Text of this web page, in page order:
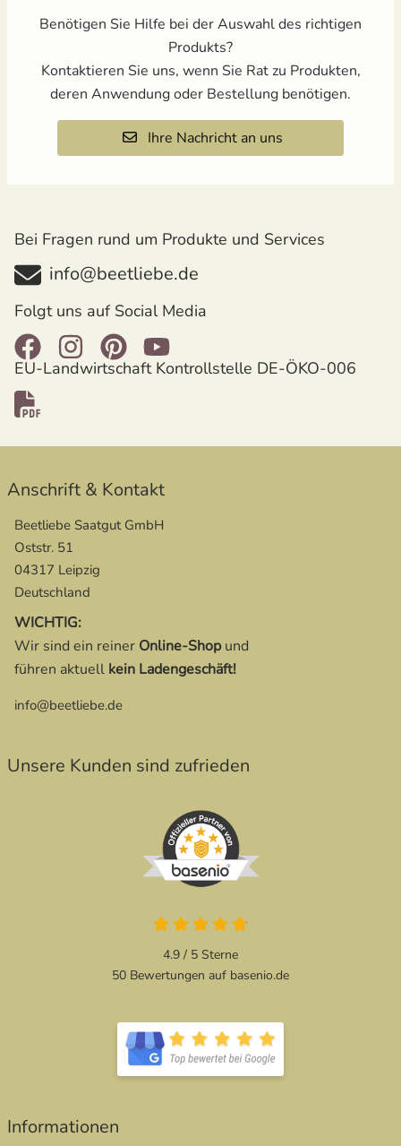
Benötigen Sie Hilfe bei der Auswahl des richtigen
Produkts?
Kontaktieren Sie uns, wenn Sie Rat zu Produkten,
deren Anwendung oder Bestellung benötigen.
Ihre Nachricht an uns
Bei Fragen rund um Produkte und Services
info@beetliebe.de
Folgt uns auf Social Media
EU-Landwirtschaft Kontrollstelle DE-ÖKO-006
Anschrift & Kontakt
Beetliebe Saatgut GmbH
Oststr. 51
04317 Leipzig
Deutschland
WICHTIG:
Wir sind ein reiner Online-Shopund
führen aktuell kein Ladengeschäft!
info@beetliebe.de
Unsere Kunden sind zufrieden
4.9 / 5 Sterne
50 Bewertungen auf basenio.de
öffnet in neuem Fenster
Informationen